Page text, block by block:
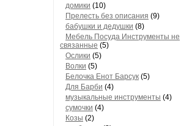
домики (10)
Прелесть без описания (9)
бабушки и дедушки (8)
Мебель Посуда Инструменты не
связанные (5)
Ослики (5)
Волки (5)
Белочка Енот Барсук (5)
Для Барби (4)
музыкальные инструменты (4)
сумочки (4)
Козы (2)